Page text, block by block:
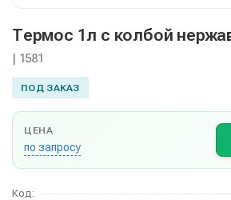
Термос 1л с колбой
| 1581
ПОД ЗАКАЗ
ЦЕНА
по запросу
Код: